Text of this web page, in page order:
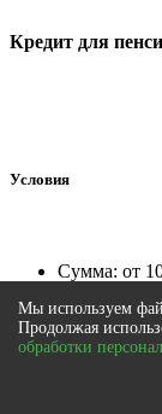
Кредит для
Условия
Сумма: от
Процентная
Мы используем
Продолжая
обработки